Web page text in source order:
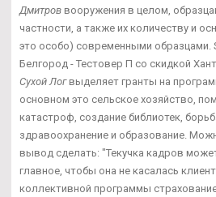
Дмитров вооружения в целом,
частности, а также их количеству и
это особо) современными образцами.
Белгород - Тестовер П со скидкой
Сухой Логвыделяет гранты на
основном это сельское хозяйство,
катастроф, создание библиотек,
здравоохранение и образование.
вывод сделать: "Текучка кадров
главное, чтобы она не касалась
коллективной программы